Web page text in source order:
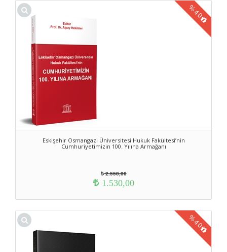
Eskişehir Osmangazi Üniversitesi Hukuk Fakültesi’nin
Cumhuriyetimizin 100. Yılına Armağanı
%40
2.550,00
1.530,00
%40